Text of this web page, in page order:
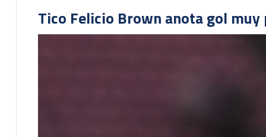
Tico Felicio Brown anota gol muy